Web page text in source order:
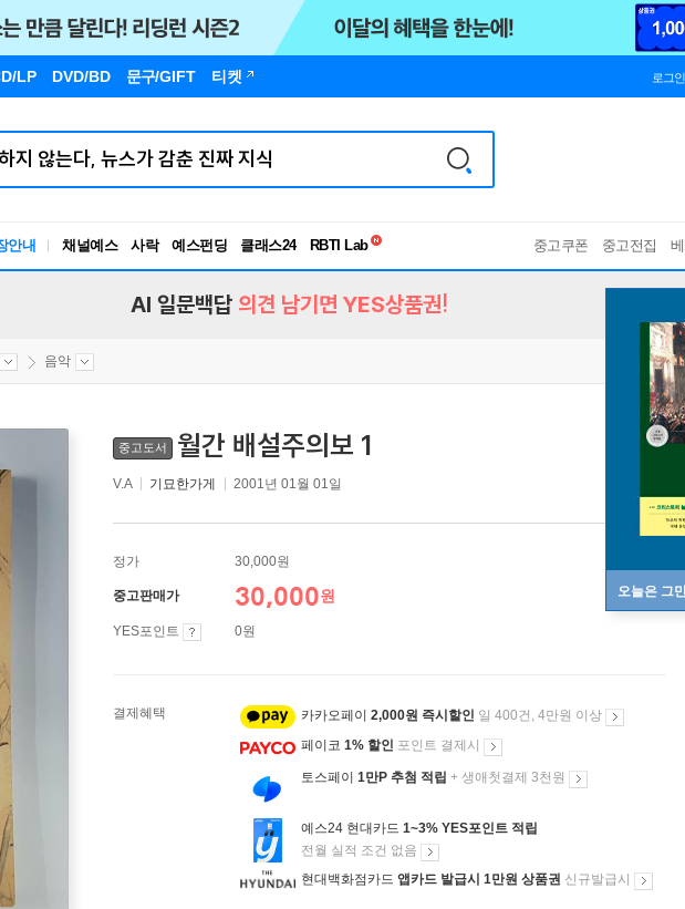
LP DVD/BD 문구/GIFT 티켓 로그인
안내 채널예스 사락 예스펀딩 클래스24
RBTI Lab
독서유형검사
중고쿠폰 중고전집
오늘은 그
AI 일문백답 의견 남기면 YES상품권!
음악
중고도서 월간 배설주의보 1
V.A 기묘한가게 2001년 01월 01일
정가 30,000원
중고판매가 30,000원
YES포인트 0원
결제혜택 카카오페이 2,000원 즉시할인 일 400건, 4만원 이상
페이코 1% 할인 포인트 결제시
토스페이 1만P 추첨 적립 + 생애첫결제 3천원
예스24 현대카드 1~3% YES포인트 적립
전월 실적 조건 없음
현대백화점카드 앱카드 발급시 1만원 상품권 신규발급시